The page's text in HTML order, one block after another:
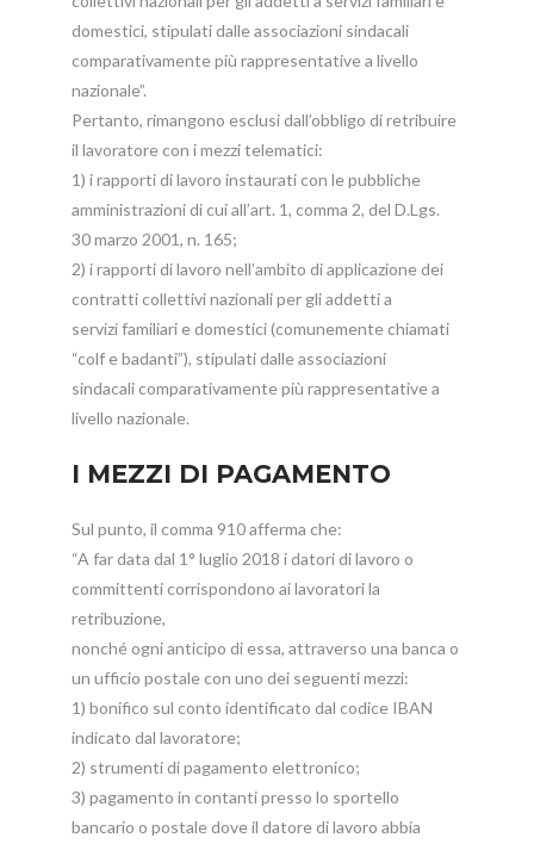
domestici, stipulati dalle associazioni sindacali
comparativamente più rappresentative a livello
nazionale”.
Pertanto, rimangono esclusi dall’obbligo di retribuire
il lavoratore con i mezzi telematici:
1) i rapporti di lavoro instaurati con le pubbliche
amministrazioni di cui all’art. 1, comma 2, del D.Lgs.
30 marzo 2001, n. 165;
2) i rapporti di lavoro nell’ambito di applicazione dei
contratti collettivi nazionali per gli addetti a
servizi familiari e domestici (comunemente chiamati
“colf e badanti”), stipulati dalle associazioni
sindacali comparativamente più rappresentative a
livello nazionale.
I MEZZI DI PAGAMENTO
Sul punto, il comma 910 afferma che:
“A far data dal 1° luglio 2018 i datori di lavoro o
committenti corrispondono ai lavoratori la
retribuzione,
nonché ogni anticipo di essa, attraverso una banca o
un ufficio postale con uno dei seguenti mezzi:
1) bonifico sul conto identificato dal codice IBAN
indicato dal lavoratore;
2) strumenti di pagamento elettronico;
3) pagamento in contanti presso lo sportello
bancario o postale dove il datore di lavoro abbia